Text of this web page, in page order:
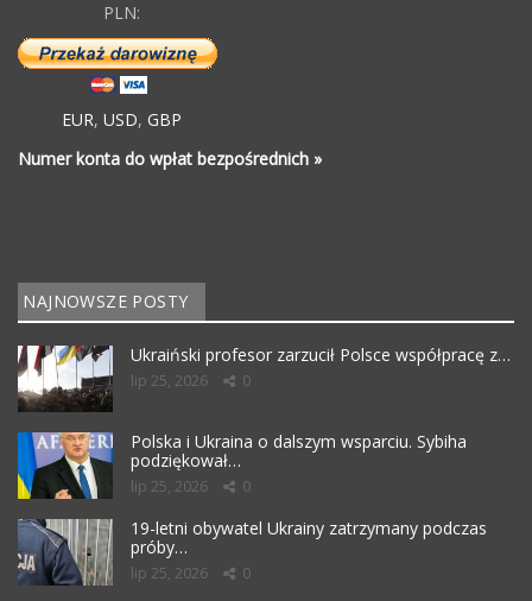
PLN:
EUR, USD, GBP
Numer konta do wpłat bezpośrednich »
NAJNOWSZE POSTY
Ukraiński profesor zarzucił Polsce współpracę z…
lip 25, 2026 0
Polska i Ukraina o dalszym wsparciu. Sybiha
podziękował…
lip 25, 2026 0
19-letni obywatel Ukrainy zatrzymany podczas
próby…
lip 25, 2026 0